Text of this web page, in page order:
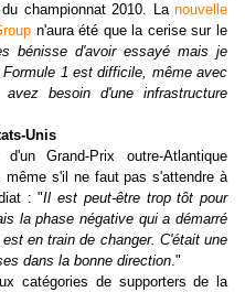
championnat 2010. La nouvelle
n'aura été que la cerise sur le
bénisse d'avoir essayé mais je
1 est difficile, même avec
besoin d'une infrastructure
Unis
Grand-Prix outre-Atlantique
même s'il ne faut pas s'attendre à
: "Il est peut-être trop tôt pour
la phase négative qui a démarré
en train de changer. C'était une
dans la bonne direction."
catégories de supporters de la